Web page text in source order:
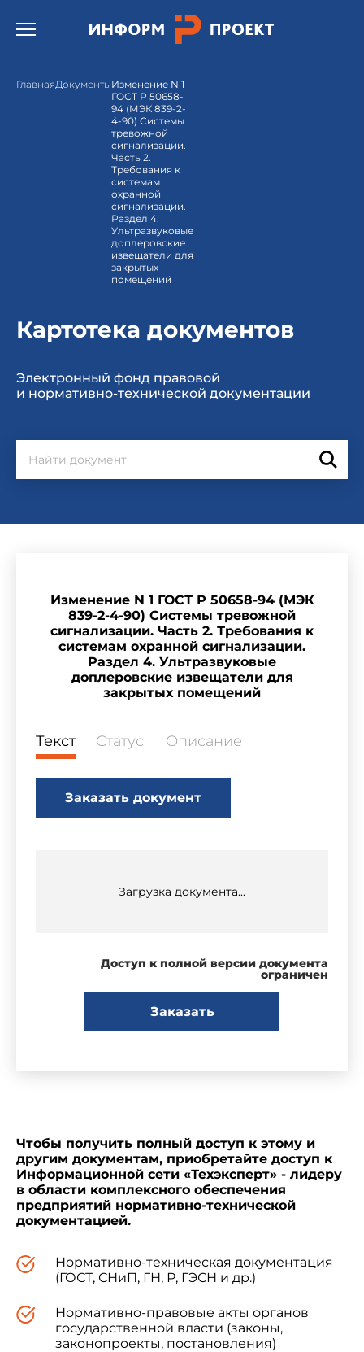
Открыть бургер меню.
ГлавнаяДокументыИзменение N 1
ГОСТ Р 50658-
94 (МЭК 839-2-
4-90) Системы
тревожной
сигнализации.
Часть 2.
Требования к
системам
охранной
сигнализации.
Раздел 4.
Ультразвуковые
доплеровские
извещатели для
закрытых
помещений
Картотека документов
Электронный фонд правовой
и нормативно-технической документации
Изменение N 1 ГОСТ Р 50658-94 (МЭК
839-2-4-90) Системы тревожной
сигнализации. Часть 2. Требования к
системам охранной сигнализации.
Раздел 4. Ультразвуковые
доплеровские извещатели для
закрытых помещений
Текст Статус Описание
Заказать документ
Загрузка документа...
Доступ к полной версии документа
ограничен
Заказать
Чтобы получить полный доступ к этому и
другим документам, приобретайте доступ к
Информационной сети «Техэксперт» - лидеру
в области комплексного обеспечения
предприятий нормативно-технической
документацией.
Нормативно-техническая документация
(ГОСТ, СНиП, ГН, Р, ГЭСН и др.)
Нормативно-правовые акты органов
государственной власти (законы,
законопроекты, постановления)